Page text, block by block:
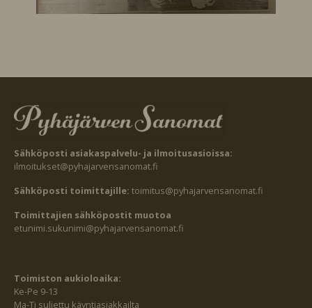
Sähköposti asiakaspalvelu- ja ilmoitusasioissa:
ilmoitukset@pyhajarvensanomat.fi
Sähköposti toimittajille: toimitus@pyhajarvensanomat.fi
Toimittajien sähköpostit muotoa
etunimi.sukunimi@pyhajarvensanomat.fi
Toimiston aukioloaika:
Ke-Pe 9-13
Ma-Ti suljettu käyntiasiakkailta